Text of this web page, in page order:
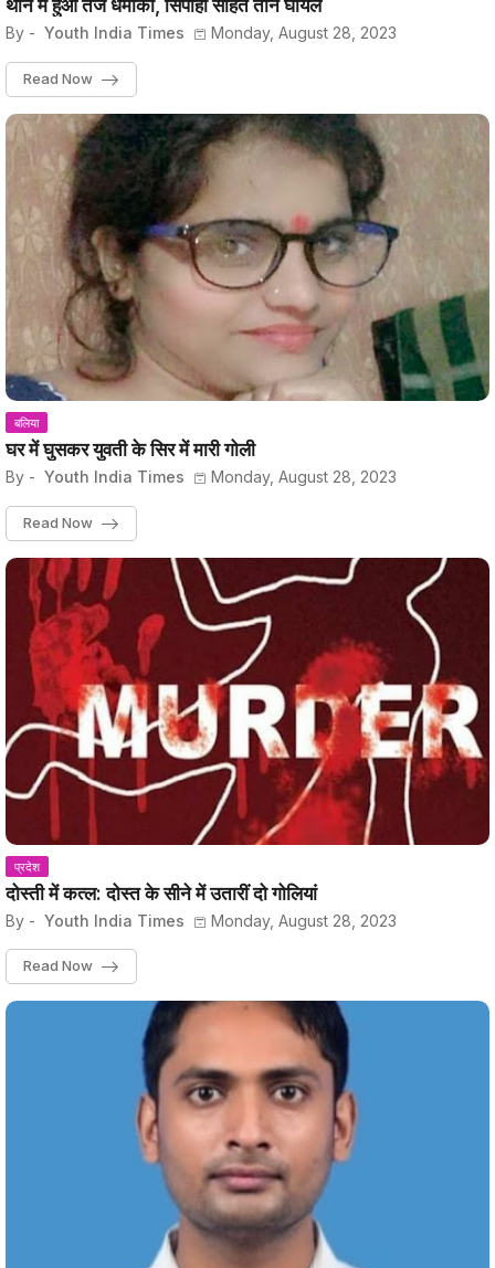
थाने में हुआ तेज धमाका, सिपाही सहित तीन घायल
By - Youth India Times Monday, August 28, 2023
Read Now
बलिया
घर में घुसकर युवती के सिर में मारी गोली
By - Youth India Times Monday, August 28, 2023
Read Now
प्रदेश
दोस्ती में कत्ल: दोस्त के सीने में उतारीं दो गोलियां
By - Youth India Times Monday, August 28, 2023
Read Now